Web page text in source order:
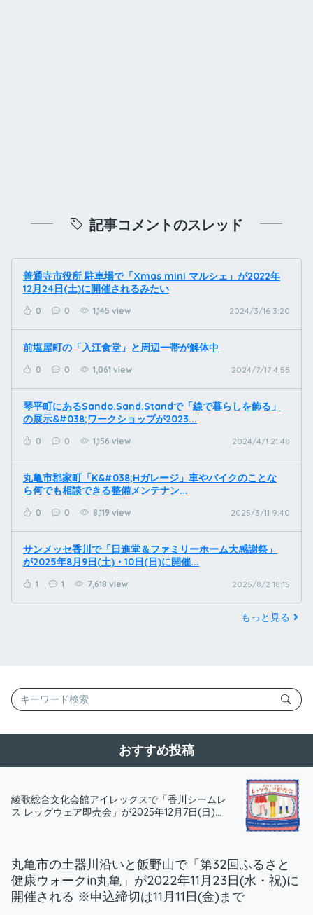
記事コメントのスレッド
善通寺市役所 駐車場で「Xmas mini マルシェ」が2022年
12月24日(土)に開催されるみたい
0 0 1,145 view 2024/3/16 3:20
前塩屋町の「入江食堂」と周辺一帯が解体中
0 0 1,061 view 2024/7/17 4:55
琴平町にあるSando.Sand.Standで「線で暮らしを飾る」
の展示&#038;ワークショップが2023...
0 0 1,156 view 2024/4/1 21:48
丸亀市郡家町「K&#038;Hガレージ」車やバイクのことな
ら何でも相談できる整備メンテナン...
0 0 8,119 view 2025/3/11 9:40
サンメッセ香川で「日進堂＆ファミリーホーム大感謝祭」
が2025年8月9日(土)・10日(日)に開催...
1 1 7,618 view 2025/8/2 18:15
もっと見る
おすすめ投稿
綾歌総合文化会館アイレックスで「香川シームレ
ス レッグウェア即売会」が2025年12月7日(日)...
丸亀市の土器川沿いと飯野山で「第32回ふるさと
健康ウォークin丸亀」が2022年11月23日(水・祝)に
開催される ※申込締切は11月11日(金)まで